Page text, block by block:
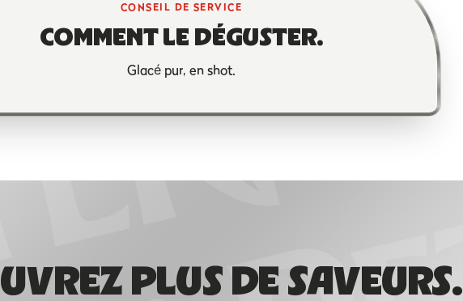
CONSEIL DE SERVICE
COMMENT LE DÉGUSTER.
Glacé pur, en shot.
PLUS DE SAVEURS.